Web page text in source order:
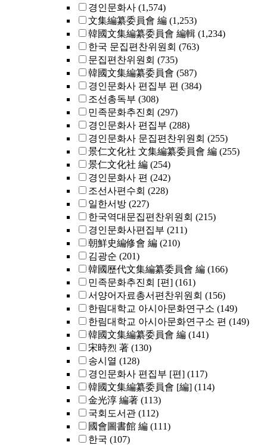
경인문화사 (1,574)
文集編纂委員會 編 (1,253)
韓國文集編纂委員會 編輯 (1,234)
한국 문집편찬위원회 (763)
문집편찬위원회 (735)
韓國文集編纂委員會 (587)
경인문화사 편집부 편 (384)
조선총독부 (308)
민족문화추진회 (297)
경인문화사 편집부 (288)
경인문화사 문집편찬위원회 (255)
景仁文化社 文集編纂委員會 編 (255)
景仁文化社 編 (254)
경인문화사 편 (242)
조선사편수회 (228)
일한서방 (227)
한국역대문집편찬위원회 (215)
경인문화사편집부 (211)
朝鮮史編修會 編 (210)
김광순 (201)
韓國歷代文集編纂委員會 編 (166)
민족문화추진회 [편] (161)
서양어자료총서편찬위원회 (156)
한림대학교 아시아문화연구소 (149)
한림대학교 아시아문화연구소 편 (149)
韓國文集編纂委員會 編 (141)
宋時烈 著 (130)
송시열 (128)
경인문화사 편집부 [편] (117)
韓國文集編纂委員會 [編] (114)
金光淳 編著 (113)
국회도서관 (112)
國會圖書館 編 (111)
한국 (107)